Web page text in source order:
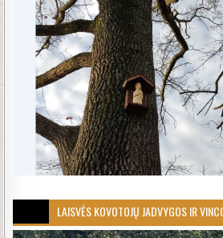
LAISVĖS KOVOTOJŲ JADVYGOS IR